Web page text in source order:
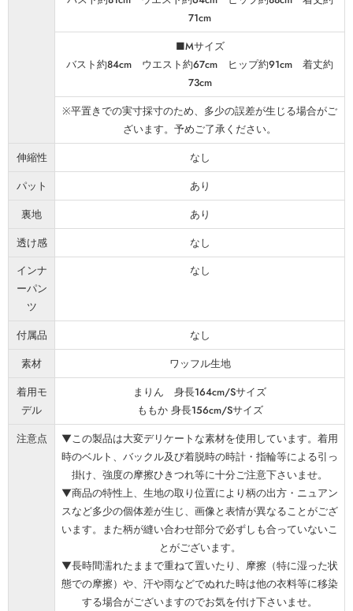
71cm
■Mサイズ
バスト約84cm ウエスト約67cm ヒップ約91cm 着丈約
73cm
※平置きでの実寸採寸のため、多少の誤差が生じる場合がご
ざいます。予めご了承ください。
伸縮性
なし
パット
あり
裏地
あり
透け感
なし
インナ
ーパン
ツ
なし
付属品
なし
素材
ワッフル生地
着用モ
デル
まりん 身長164cm/Sサイズ
ももか 身長156cm/Sサイズ
注意点
▼この製品は大変デリケートな素材を使用しています。着用
時のベルト、バックル及び着脱時の時計・指輪等による引っ
掛け、強度の摩擦ひきつれ等に十分ご注意下さいませ。
▼商品の特性上、生地の取り位置により柄の出方・ニュアン
スなど多少の個体差が生じ、画像と表情が異なることがござ
います。また柄が縫い合わせ部分で必ずしも合っていないこ
とがございます。
▼長時間濡れたままで重ねて置いたり、摩擦（特に湿った状
態での摩擦）や、汗や雨などでぬれた時は他の衣料等に移染
する場合がございますのでお気を付け下さいませ。